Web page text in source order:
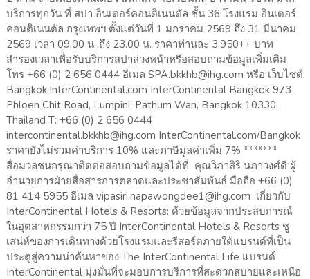
บริการทุกวัน ที่ สปา อินเตอร์คอนติเนนตัล ชั้น 36 โรงแรม อินเตอร์
คอนติเนนตัล กรุงเทพฯ ตั้งแต่วันที่ 1 มกราคม 2569 ถึง 31 มีนาคม
2569 เวลา 09.00 น. ถึง 23.00 น. ราคาท่านละ 3,950++ บาท
สำรองเวลาเพื่อรับบริการสปาล่วงหน้าหรือสอบถามข้อมูลเพิ่มเติม
โทร +66 (0) 2 656 0444 อีเมล SPA.bkkhb@ihg.com หรือ เว็บไซต์
Bangkok.InterContinental.com InterContinental Bangkok 973
Phloen Chit Road, Lumpini, Pathum Wan, Bangkok 10330,
Thailand T: +66 (0) 2 656 0444
intercontinental.bkkhb@ihg.com InterContinental.com/Bangkok
ราคายังไม่รวมค่าบริการ 10% และภาษีมูลค่าเพิ่ม 7% *******
สื่อมวลชนกรุณาติดต่อสอบถามข้อมูลได้ที่ คุณวิภาสิริ นภาวงศ์ดี ผู้
อำนวยการฝ่ายสื่อสารการตลาดและประชาสัมพันธ์ มือถือ +66 (0)
81 414 5955 อีเมล vipasiri.napawongdee1@ihg.com เกี่ยวกับ
InterContinental Hotels & Resorts: ด้วยข้อมูลจากประสบการณ์
ในอุตสาหกรรมกว่า 75 ปี InterContinental Hotels & Resorts ชู
เสน่ห์ของการเดินทางด้วยโรงแรมและรีสอร์ตภายใต้แบรนด์ที่เป็น
ประตูสู่ความน่าค้นหาของ The InterContinental Life แบรนด์
InterContinental มุ่งมั่นที่จะมอบการบริการที่สะดวกสบายและเหนือ